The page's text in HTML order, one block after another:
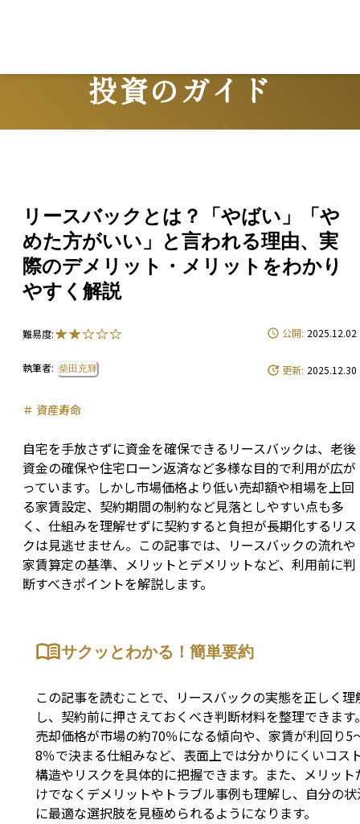
投資のガイド
Guide
リースバックとは？「やばい」「や
めた方がいい」と言われる理由、実
際のデメリット・メリットをわかり
やすく解説
難易度:
執筆者: 柴田充輝
公開: 2025.12.02
更新: 2025.12.30
＃ 資産寿命
自宅を手放さずに資金を確保できるリースバックは、老後
資金の確保や住宅ローン返済など多様な目的で利用が広が
っています。しかし市場価格より低い売却額や相場を上回
る家賃設定、契約期間の制約など見落としやすい点も多
く、仕組みを理解せずに契約すると負担が長期化するリス
クは見逃せません。この記事では、リースバックの流れや
家賃算定の基準、メリットとデメリットなど、利用前に判
断すべきポイントを解説します。
サクッとわかる！簡単要約
この記事を読むことで、リースバックの実態を正しく理
し、契約前に押さえておくべき判断材料を整理できます
売却価格が市場の約70％になる傾向や、家賃が利回り5
8％で決まる仕組みなど、表面上では分かりにくいコス
構造やリスクを具体的に把握できます。また、メリット
けでなくデメリットやトラブル事例も理解し、自分の
に最適な選択肢を見極められるようになります。